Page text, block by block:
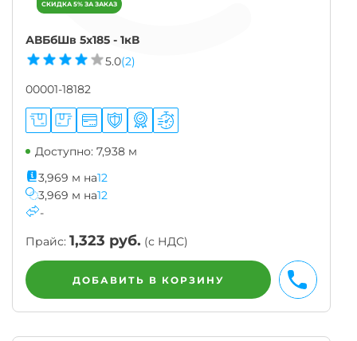
АВБбШв 5х185 - 1кВ
5.0(2)
00001-18182
Доступно: 7,938 м
3,969 м на12
3,969 м на12
-
Прайс: 1,323 руб. (с НДС)
ДОБАВИТЬ В КОРЗИНУ